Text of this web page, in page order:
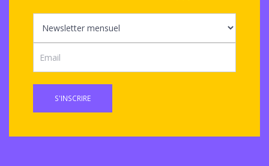
S'INSCRIRE